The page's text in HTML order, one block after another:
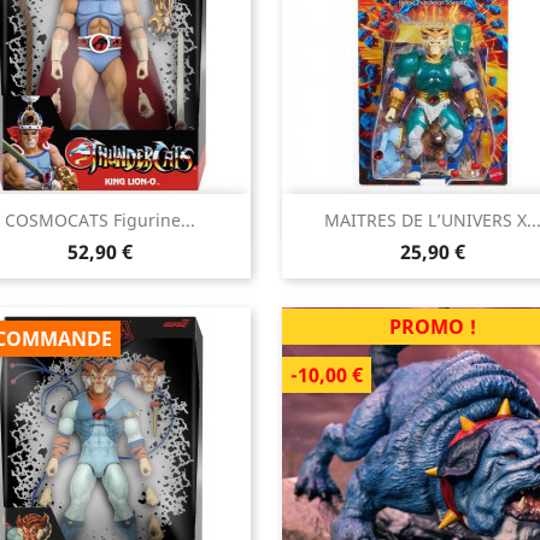
COSMOCATS Figurine...
Prix
52,90 €
Aperçu rapide MAITRES DE L’UNIVERS X...
Prix
25,90 €
Aperçu rapide
PROMO !
-10,00 €